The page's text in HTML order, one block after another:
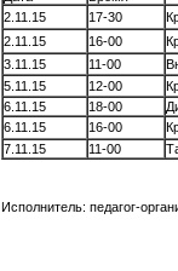
2.11.15
17-30
2.11.15
16-00
3.11.15
11-00
5.11.15
12-00
6.11.15
18-00
6.11.15
16-00
7.11.15
11-00
Исполнитель: педагог-